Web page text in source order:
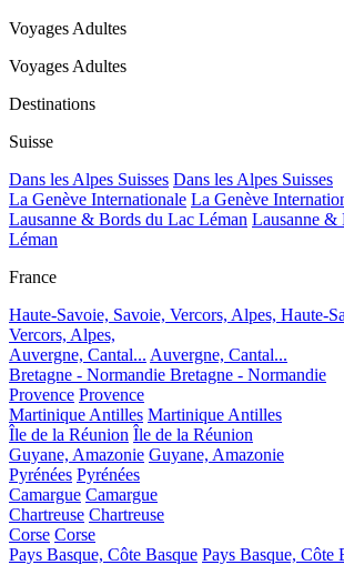
Voyages Adultes
Voyages Adultes
Destinations
Suisse
Dans les Alpes Suisses Dans les Alpes Suisses
La Genève Internationale La Genève
Lausanne & Bords du Lac Léman Lausanne &
Léman
France
Haute-Savoie, Savoie, Vercors, Alpes, Haute-
Vercors, Alpes,
Auvergne, Cantal... Auvergne, Cantal...
Bretagne - Normandie Bretagne - Normandie
Provence Provence
Martinique Antilles Martinique Antilles
Île de la Réunion Île de la Réunion
Guyane, Amazonie Guyane, Amazonie
Pyrénées Pyrénées
Camargue Camargue
Chartreuse Chartreuse
Corse Corse
Pays Basque, Côte Basque Pays Basque, Côte